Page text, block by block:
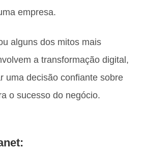
empresa.
alguns dos mitos mais
a transformação digital,
uma decisão confiante sobre
o sucesso do negócio.